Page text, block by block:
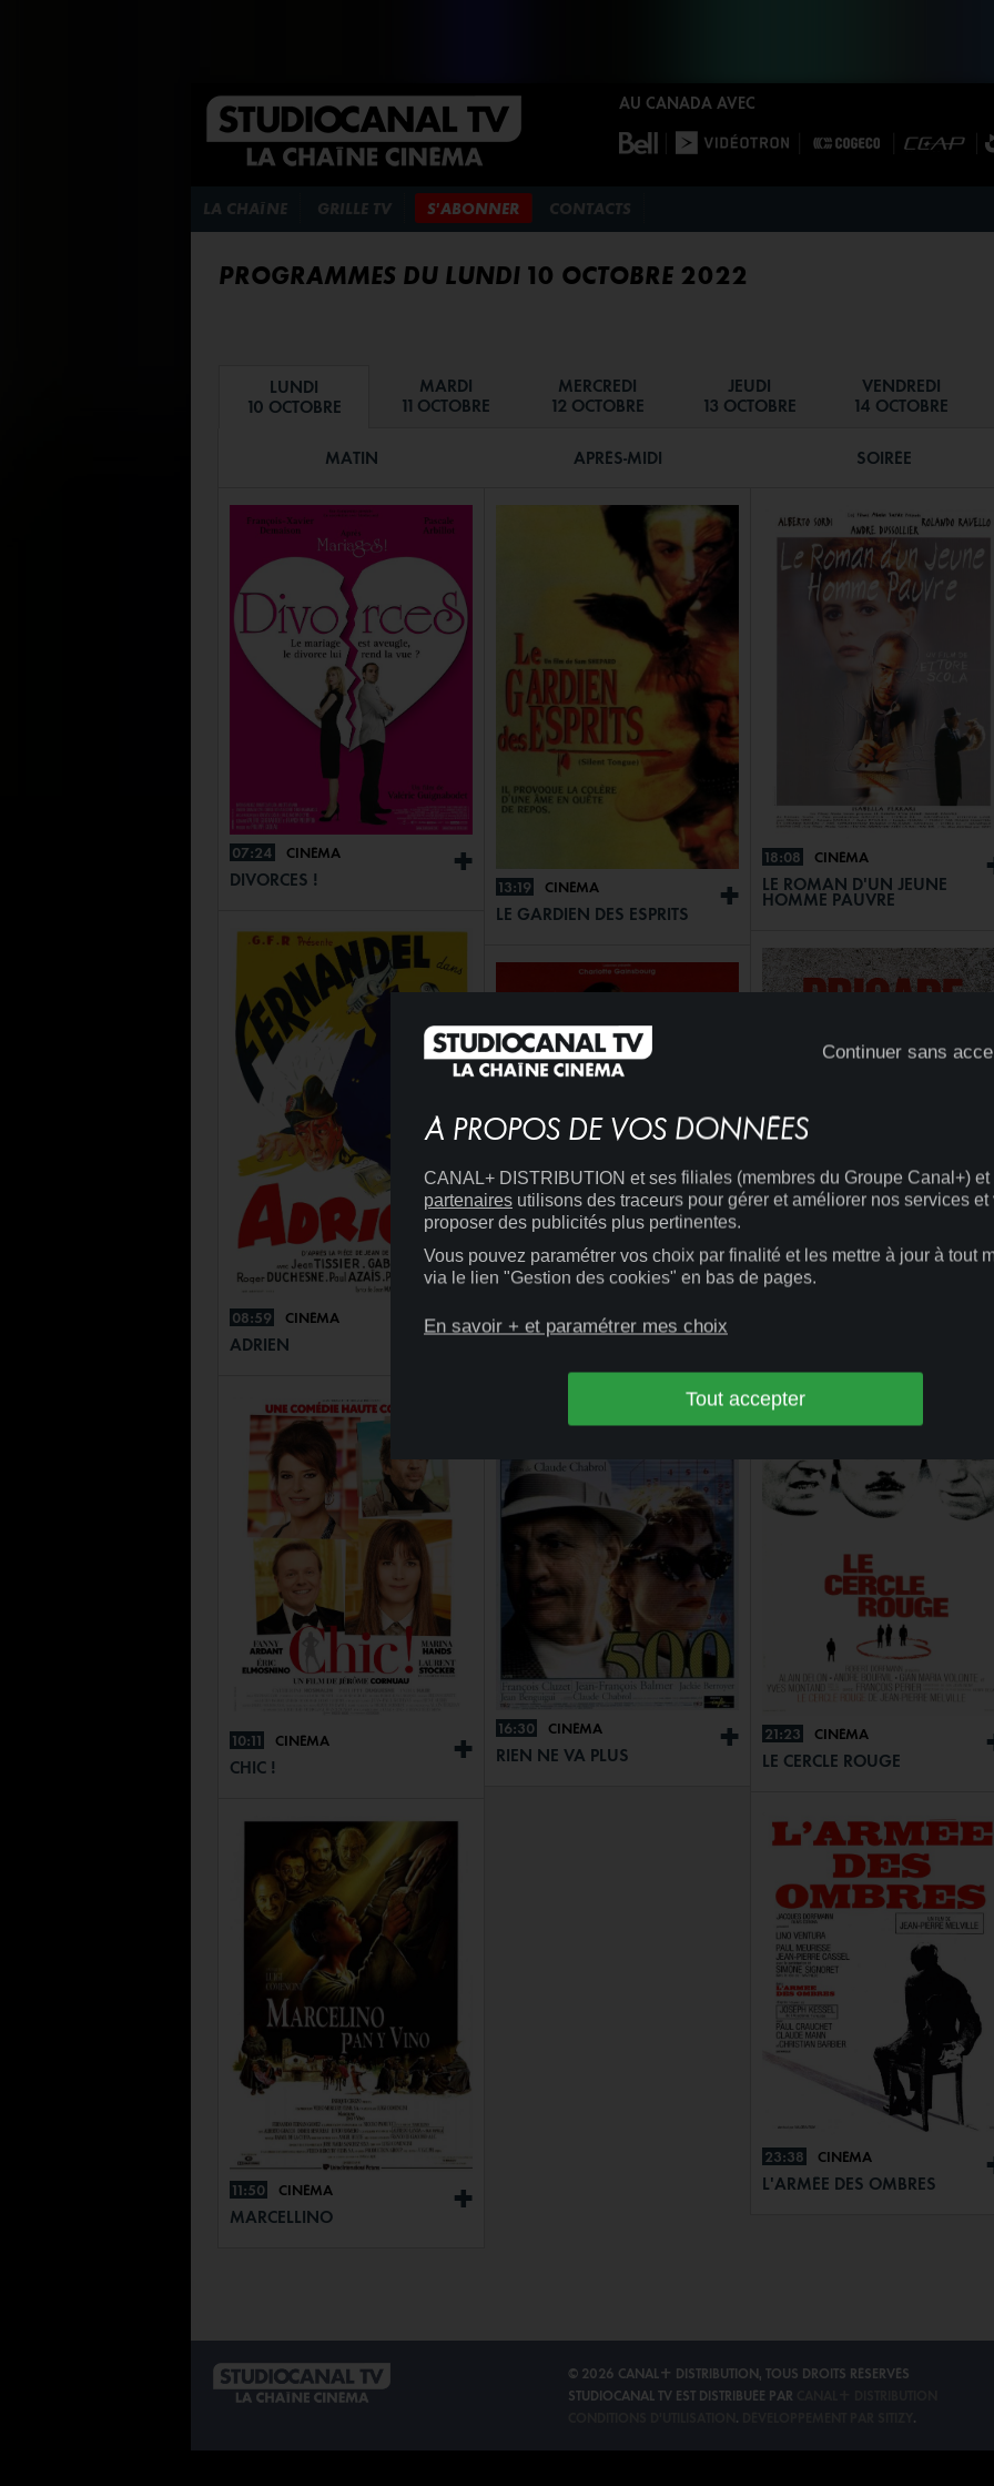
AU CANADA AVEC
LA CHAÎNE GRILLE TV S'ABONNER CONTACTS
PROGRAMMES DU LUNDI 10 OCTOBRE 2022
LUNDI
10 OCTOBRE
MARDI
11 OCTOBRE
MERCREDI
12 OCTOBRE
JEUDI
13 OCTOBRE
VENDREDI
14 OCTOBRE
MATIN
+
07:24 CINÉMA
DIVORCES !
+
08:59 CINÉMA
ADRIEN
+
10:11 CINÉMA
CHIC !
+
11:50 CINÉMA
MARCELLINO
APRÈS-MIDI
+
13:19 CINÉMA
LE GARDIEN DES ESPRITS
+
ANNA OZ
+
16:30 CINÉMA
RIEN NE VA PLUS
SOIRÉE
18:08 CINÉMA
LE ROMAN D'UN JEUNE
HOMME PAUVRE
20:00
21:23 CINÉMA
LE CERCLE ROUGE
23:38 CINÉMA
L'ARMÉE DES OMBRES
© 2026 CANAL+ DISTRIBUTION, TOUS DROITS RÉSERVÉS
STUDIOCANAL TV EST DISTRIBUÉE PAR
. .
Continuer sans
À PROPOS DE VOS DONNÉES
CANAL+ DISTRIBUTION et ses filiales (membres du Groupe Canal+) et
partenaires utilisons des traceurs pour gérer et améliorer nos services et
proposer des publicités plus pertinentes.
Vous pouvez paramétrer vos choix par finalité et les mettre à jour à tout
via le lien "Gestion des cookies" en bas de pages.
En savoir + et paramétrer mes choix
Tout accepter